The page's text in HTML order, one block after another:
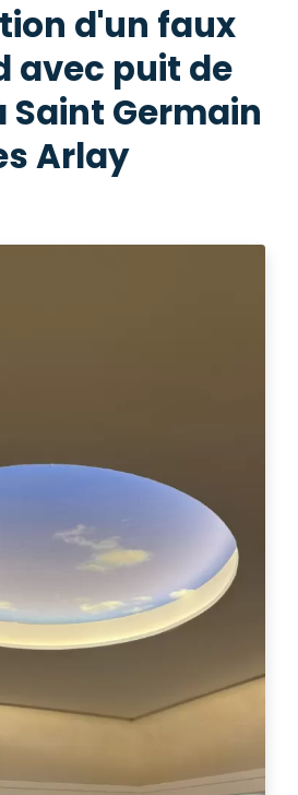
d'un faux
avec puit de
Saint Germain
Arlay